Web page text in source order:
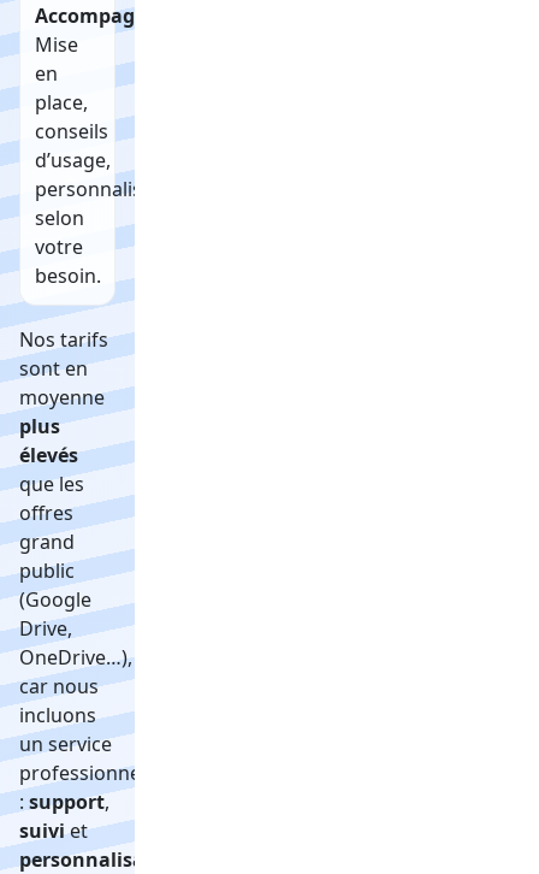
Accompagnement
Mise
en
place,
conseils
d’usage,
personnalisation
selon
votre
besoin.
Nos tarifs
sont en
moyenne
plus
élevés
que les
offres
grand
public
(Google
Drive,
OneDrive…),
car nous
incluons
un service
professionnel
: support,
suiviet
personnalisation